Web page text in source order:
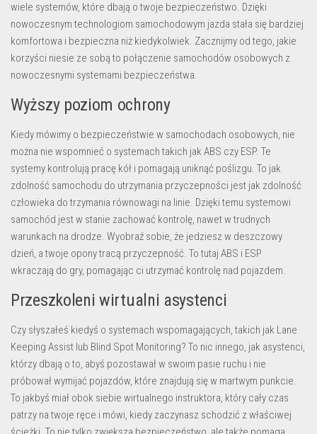
wiele systemów, które dbają o twoje bezpieczeństwo. Dzięki
nowoczesnym technologiom samochodowym jazda stała się bardziej
komfortowa i bezpieczna niż kiedykolwiek. Zacznijmy od tego, jakie
korzyści niesie ze sobą to połączenie samochodów osobowych z
nowoczesnymi systemami bezpieczeństwa.
Wyższy poziom ochrony
Kiedy mówimy o bezpieczeństwie w samochodach osobowych, nie
można nie wspomnieć o systemach takich jak ABS czy ESP. Te
systemy kontrolują pracę kół i pomagają uniknąć poślizgu. To jak
zdolność samochodu do utrzymania przyczepności jest jak zdolność
człowieka do trzymania równowagi na linie. Dzięki temu systemowi
samochód jest w stanie zachować kontrolę, nawet w trudnych
warunkach na drodze. Wyobraź sobie, że jedziesz w deszczowy
dzień, a twoje opony tracą przyczepność. To tutaj ABS i ESP
wkraczają do gry, pomagając ci utrzymać kontrolę nad pojazdem.
Przeszkoleni wirtualni asystenci
Czy słyszałeś kiedyś o systemach wspomagających, takich jak Lane
Keeping Assist lub Blind Spot Monitoring? To nic innego, jak asystenci,
którzy dbają o to, abyś pozostawał w swoim pasie ruchu i nie
próbował wymijać pojazdów, które znajdują się w martwym punkcie.
To jakbyś miał obok siebie wirtualnego instruktora, który cały czas
patrzy na twoje ręce i mówi, kiedy zaczynasz schodzić z właściwej